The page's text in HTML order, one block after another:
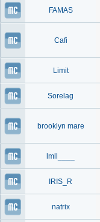
FAMAS
Cafi
Limit
Sorelag
brooklyn mare
lmll____
IRIS_R
natrix